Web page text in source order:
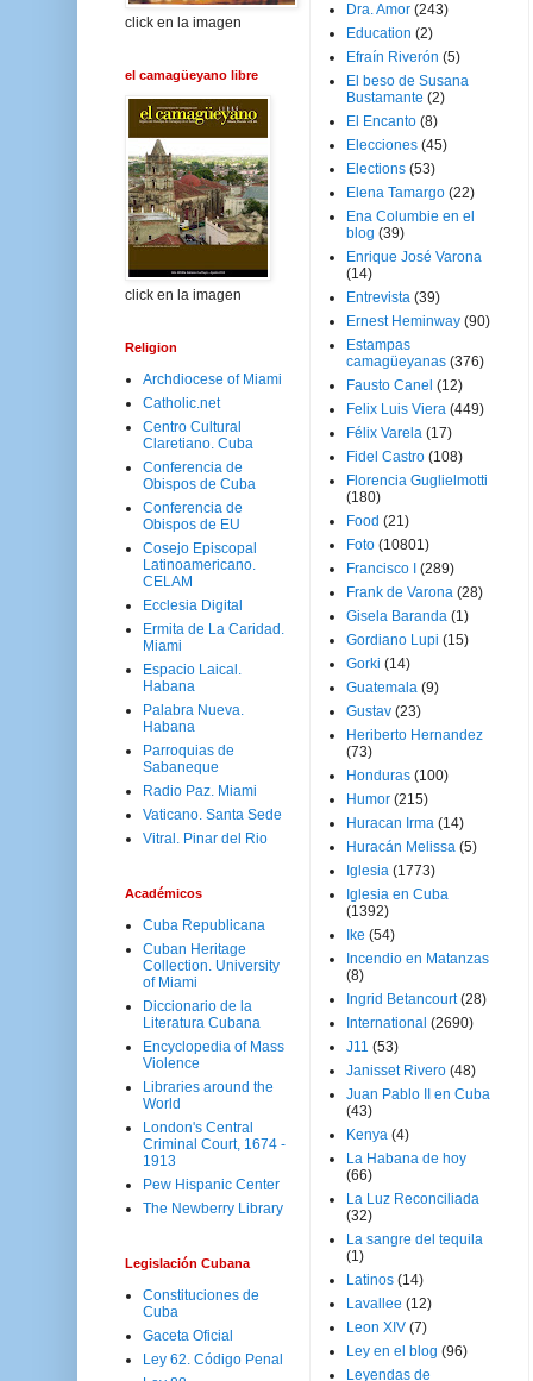
click en la imagen
el camagüeyano libre
click en la imagen
Religion
Archdiocese of Miami
Catholic.net
Centro Cultural
Claretiano. Cuba
Conferencia de
Obispos de Cuba
Conferencia de
Obispos de EU
Cosejo Episcopal
Latinoamericano.
CELAM
Ecclesia Digital
Ermita de La Caridad.
Miami
Espacio Laical.
Habana
Palabra Nueva.
Habana
Parroquias de
Sabaneque
Radio Paz. Miami
Vaticano. Santa Sede
Vitral. Pinar del Rio
Académicos
Cuba Republicana
Cuban Heritage
Collection. University
of Miami
Diccionario de la
Literatura Cubana
Encyclopedia of Mass
Violence
Libraries around the
World
London's Central
Criminal Court, 1674 -
1913
Pew Hispanic Center
The Newberry Library
Legislación Cubana
Constituciones de
Cuba
Gaceta Oficial
Ley 62. Código Penal
Dra. Amor (243)
Education (2)
Efraín Riverón (5)
El beso de Susana
Bustamante (2)
El Encanto (8)
Elecciones (45)
Elections (53)
Elena Tamargo (22)
Ena Columbie en el
blog (39)
Enrique José Varona
(14)
Entrevista (39)
Ernest Heminway (90)
Estampas
camagüeyanas (376)
Fausto Canel (12)
Felix Luis Viera (449)
Félix Varela (17)
Fidel Castro (108)
Florencia Guglielmotti
(180)
Food (21)
Foto (10801)
Francisco I
(289)
Frank de Varona (28)
Gisela Baranda (1)
Gordiano Lupi (15)
Gorki (14)
Guatemala (9)
Gustav (23)
Heriberto Hernandez
(73)
Honduras (100)
Humor (215)
Huracan Irma (14)
Huracán Melissa (5)
Iglesia (1773)
Iglesia en Cuba
(1392)
Ike (54)
Incendio en Matanzas
(8)
Ingrid Betancourt (28)
International (2690)
J11 (53)
Janisset Rivero (48)
Juan Pablo II en Cuba
(43)
Kenya (4)
La Habana de hoy
(66)
La Luz Reconciliada
(32)
La sangre del tequila
(1)
Latinos (14)
Lavallee (12)
Leon XIV (7)
Ley en el blog (96)
Leyendas de